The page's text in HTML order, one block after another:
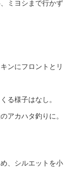
ミヨシまで行かず
ンにフロントとリ
る様子はなし。
アカハタ釣りに。
、シルエットを小